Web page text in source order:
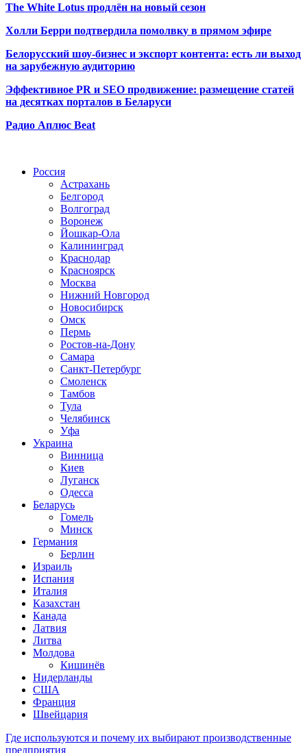
The White Lotus продлён на новый сезон
Холли Берри подтвердила помолвку в прямом эфире
Белорусский шоу-бизнес и экспорт контента: есть ли выход
на зарубежную аудиторию
Эффективное PR и SEO продвижение: размещение статей
на десятках порталов в Беларуси
Радио Аплюс Beat
Россия
Астрахань
Белгород
Волгоград
Воронеж
Йошкар-Ола
Калининград
Краснодар
Красноярск
Москва
Нижний Новгород
Новосибирск
Омск
Пермь
Ростов-на-Дону
Самара
Санкт-Петербург
Смоленск
Тамбов
Тула
Челябинск
Уфа
Украина
Винница
Киев
Луганск
Одесса
Беларусь
Гомель
Минск
Германия
Берлин
Израиль
Испания
Италия
Казахстан
Канада
Латвия
Литва
Молдова
Кишинёв
Нидерланды
США
Франция
Швейцария
Где используются и почему их выбирают производственные
предприятия